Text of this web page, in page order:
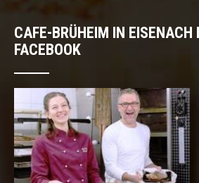
CAFE-BRÜHEIM IN EISENACH
FACEBOOK